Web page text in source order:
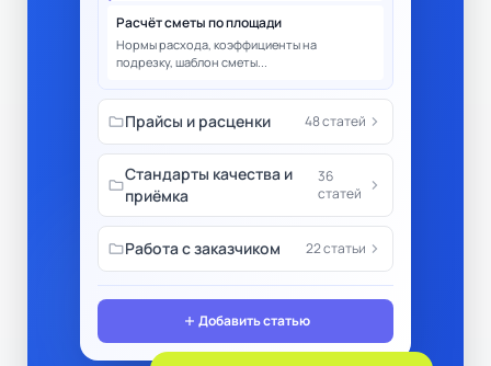
Расчёт сметы по площади
Нормы расхода, коэффициенты на
подрезку, шаблон сметы...
folderПрайсы и расценки 48 статей chevron_right
folder
Стандарты качества и
приёмка
36
статей
chevron_right
folderРабота с заказчиком 22 статьи chevron_right
add Добавить статью